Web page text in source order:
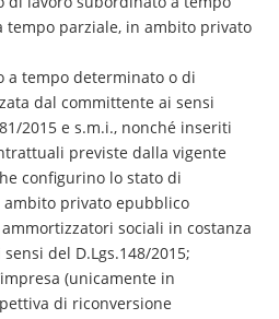
tempo parziale, in ambito privato
a tempo determinato o di
dal committente ai sensi
2015 e s.m.i., nonché inseriti
previste dalla vigente
configurino lo stato di
ambito privato epubblico
sociali in costanza
del D.Lgs.148/2015;
(unicamente in
di riconversione